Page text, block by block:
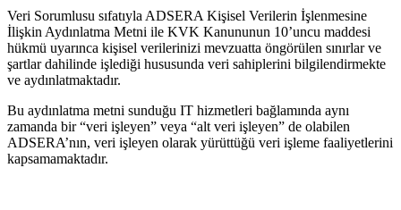
Veri Sorumlusu sıfatıyla ADSERA Kişisel Verilerin İşlenmesine
İlişkin Aydınlatma Metni ile KVK Kanununun 10’uncu maddesi
hükmü uyarınca kişisel verilerinizi mevzuatta öngörülen sınırlar ve
şartlar dahilinde işlediği hususunda veri sahiplerini bilgilendirmekte
ve aydınlatmaktadır.
Bu aydınlatma metni sunduğu IT hizmetleri bağlamında aynı
zamanda bir “veri işleyen” veya “alt veri işleyen” de olabilen
ADSERA’nın, veri işleyen olarak yürüttüğü veri işleme faaliyetlerini
kapsamamaktadır.